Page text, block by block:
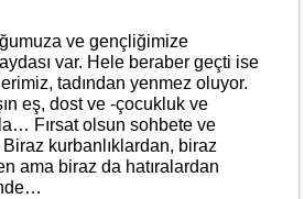
ve gençliğimize
var. Hele beraber geçti ise
tadından yenmez oluyor.
eş, dost ve -çocukluk ve
Fırsat olsun sohbete ve
kurbanlıklardan, biraz
ama biraz da hatıralardan